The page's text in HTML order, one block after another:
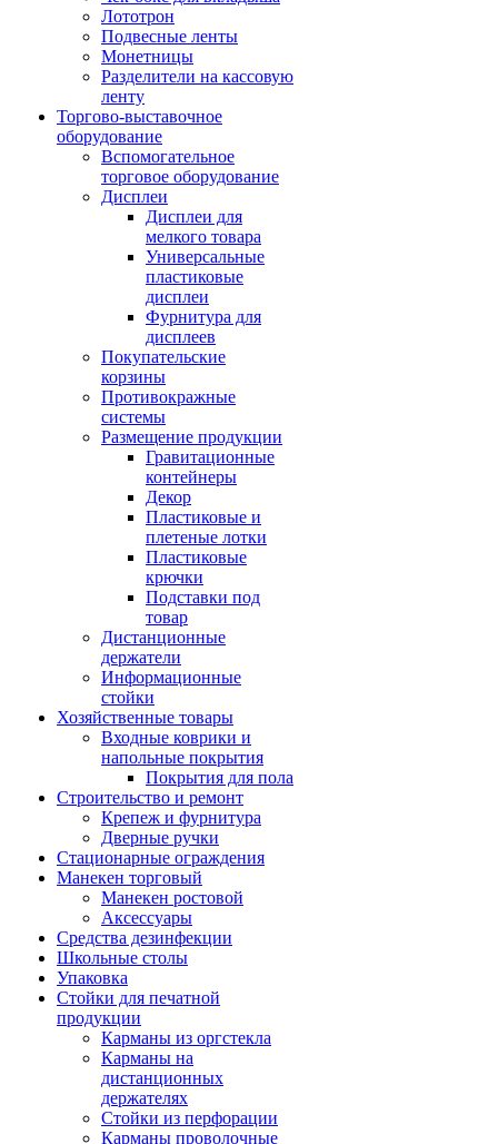
Лототрон
Подвесные ленты
Монетницы
Разделители на кассовую
ленту
Торгово-выставочное
оборудование
Вспомогательное
торговое оборудование
Дисплеи
Дисплеи для
мелкого товара
Универсальные
пластиковые
дисплеи
Фурнитура для
дисплеев
Покупательские
корзины
Противокражные
системы
Размещение продукции
Гравитационные
контейнеры
Декор
Пластиковые и
плетеные лотки
Пластиковые
крючки
Подставки под
товар
Дистанционные
держатели
Информационные
стойки
Хозяйственные товары
Входные коврики и
напольные покрытия
Покрытия для пола
Строительство и ремонт
Крепеж и фурнитура
Дверные ручки
Стационарные ограждения
Манекен торговый
Манекен ростовой
Аксессуары
Средства дезинфекции
Школьные столы
Упаковка
Стойки для печатной
продукции
Карманы из оргстекла
Карманы на
дистанционных
держателях
Стойки из перфорации
Карманы проволочные